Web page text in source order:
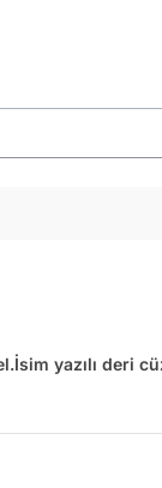
yazılı deri